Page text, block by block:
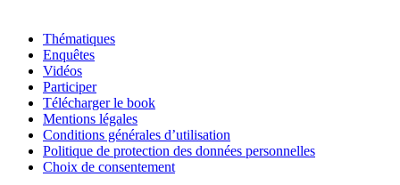
Thématiques
Enquêtes
Vidéos
Participer
Télécharger le book
Mentions légales
Conditions générales d’utilisation
Politique de protection des données personnelles
Choix de consentement